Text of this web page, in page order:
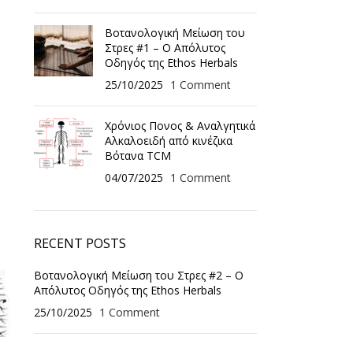
Βοτανολογική Μείωση του
Στρες #1 – Ο Απόλυτος
Οδηγός της Ethos Herbals
25/10/2025 1 Comment
Χρόνιος Πονος & Αναλγητικά
Αλκαλοειδή από κινέζικα
Βότανα TCM
04/07/2025 1 Comment
RECENT POSTS
Βοτανολογική Μείωση του Στρες #2 – Ο
Απόλυτος Οδηγός της Ethos Herbals
25/10/2025 1 Comment